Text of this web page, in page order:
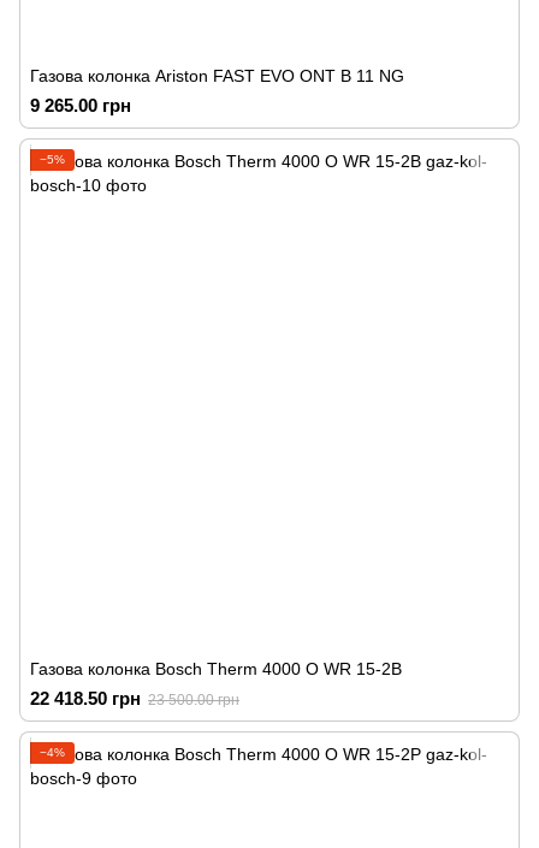
Газова колонка Ariston FAST EVO ONT B 11 NG
9 265.00 грн
−5%
Газова колонка Bosch Therm 4000 O WR 15-2B
22 418.50 грн 23 500.00 грн
−4%